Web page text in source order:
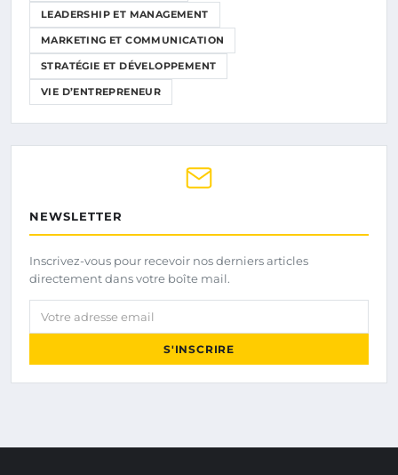
LEADERSHIP ET MANAGEMENT
MARKETING ET COMMUNICATION
STRATÉGIE ET DÉVELOPPEMENT
VIE D’ENTREPRENEUR
NEWSLETTER
Inscrivez-vous pour recevoir nos derniers articles
directement dans votre boîte mail.
Votre adresse email
S'INSCRIRE